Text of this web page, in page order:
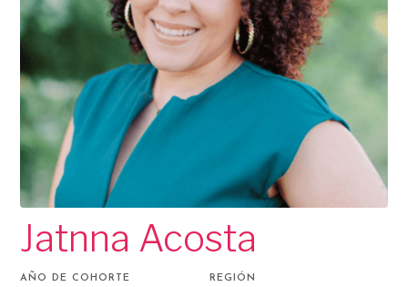
Jatnna Acosta
AÑO DE COHORTE REGIÓN